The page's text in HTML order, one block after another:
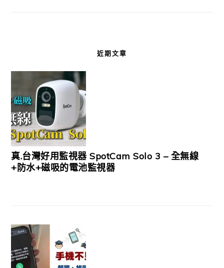
近期文章
真.台灣好用監視器 SpotCam Solo 3 – 全無線
+防水+磁吸的電池監視器